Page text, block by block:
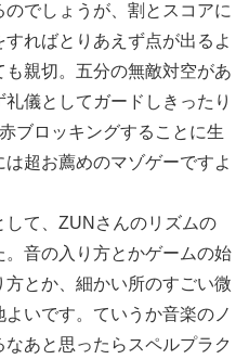
でしょうが、割とスコアに
ればとりあえず点が出るよ
親切。五分の無敵対空があ
儀としてガードしきったり
ブロッキングすることに生
超お薦めのマゾゲーですよ
て、ZUNさんのリズムの
音の入り方とかゲームの始
とか、細かい所のすごい微
いです。ていうか音楽のノ
あと思ったらスペルプラク